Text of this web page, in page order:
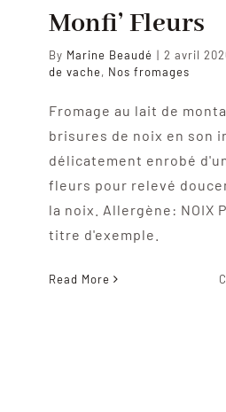
Monfi’ Fleurs
By Marine Beaudé | 2 avril
de vache, Nos fromages
Fromage au lait de
brisures de noix en son
délicatement enrobé
fleurs pour relevé
la noix. Allergène: NOIX
titre d'exemple.
Read More